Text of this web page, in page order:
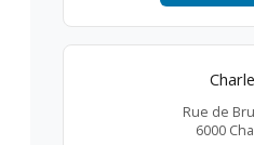
Rue de
6000